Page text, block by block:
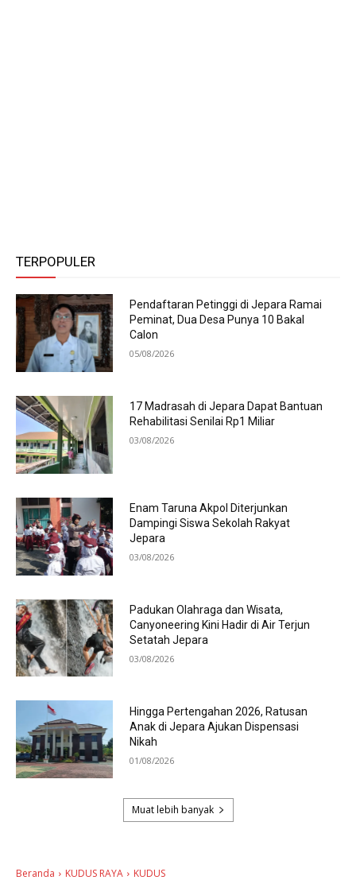
TERPOPULER
Pendaftaran Petinggi di Jepara Ramai
Peminat, Dua Desa Punya 10 Bakal
Calon
05/08/2026
17 Madrasah di Jepara Dapat Bantuan
Rehabilitasi Senilai Rp1 Miliar
03/08/2026
Enam Taruna Akpol Diterjunkan
Dampingi Siswa Sekolah Rakyat
Jepara
03/08/2026
Padukan Olahraga dan Wisata,
Canyoneering Kini Hadir di Air Terjun
Setatah Jepara
03/08/2026
Hingga Pertengahan 2026, Ratusan
Anak di Jepara Ajukan Dispensasi
Nikah
01/08/2026
Muat lebih banyak